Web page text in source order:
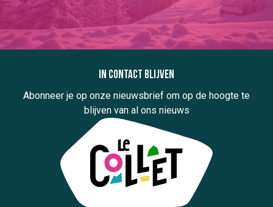
In contact blijven
Abonneer je op onze nieuwsbrief om op de hoogte te
blijven van al ons nieuws